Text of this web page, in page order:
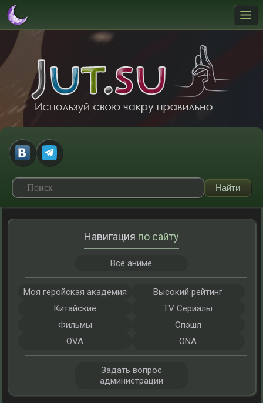
Навигация по сайту
Все аниме
Моя геройская академия
Высокий рейтинг
Китайские
TV Сериалы
Фильмы
Спэшл
OVA
ONA
Задать вопрос
администрации